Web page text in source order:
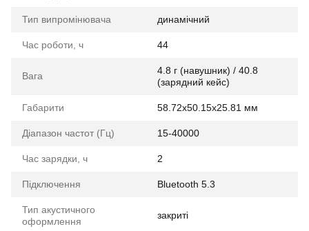
Тип випромінювача динамічний
Час роботи, ч 44
Вага
4.8 г (навушник) / 40.8
(зарядний кейс)
Габарити 58.72x50.15x25.81 мм
Діапазон частот (Гц) 15-40000
Час зарядки, ч 2
Підключення Bluetooth 5.3
Тип акустичного
оформлення
закриті